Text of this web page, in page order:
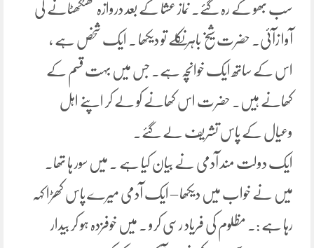
سب بھو کے رہ گئے۔ نماز عشا کے بعد دروازہ کھٹکھٹانے کی
آوا زآئی۔ حضرت شیخ باہر نکلے تو دیکھا ۔ ایک شخص ہے ،
اس کے ساتھ ایک خوانچہ ہے۔ جس میں بہت قسم کے
کھانے ہیں۔ حضرت اس کھانے کو لے کر اپنے اہل
وعیال کے پاس تشریف لے گئے۔
ایک دولت مند آدمی نے بیان کیا ہے ۔ میں سور ہا تھا۔
میں نے خواب میں دیکھا – ایک آدمی میرے پاس کھڑا کہہ
رہا ہے :۔ مظلوم کی فریاد رسی کرو ۔ میں خوفزدہ ہو کر بیدار